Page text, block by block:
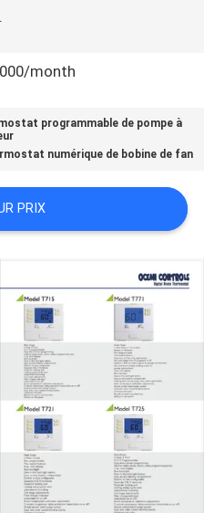
month
programmable de pompe à
numérique de bobine de fan
PRIX